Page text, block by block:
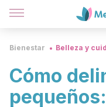
Bienestar Belleza y
Cómo